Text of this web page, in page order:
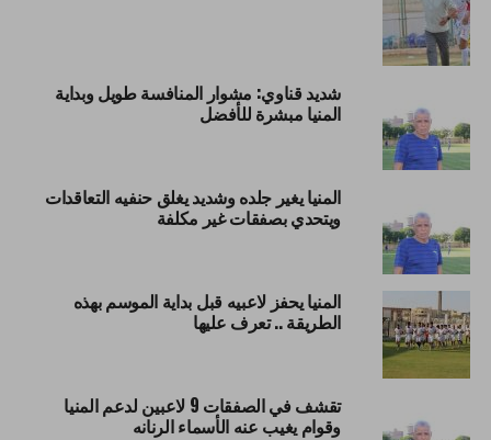
شديد قناوي: مشوار المنافسة طويل وبداية
المنيا مبشرة للأفضل
المنيا يغير جلده وشديد يغلق حنفيه التعاقدات
ويتحدي بصفقات غير مكلفة
المنيا يحفز لاعبيه قبل بداية الموسم بهذه
الطريقة .. تعرف عليها
تقشف في الصفقات 9 لاعبين لدعم المنيا
وقوام يغيب عنه الأسماء الرنانه